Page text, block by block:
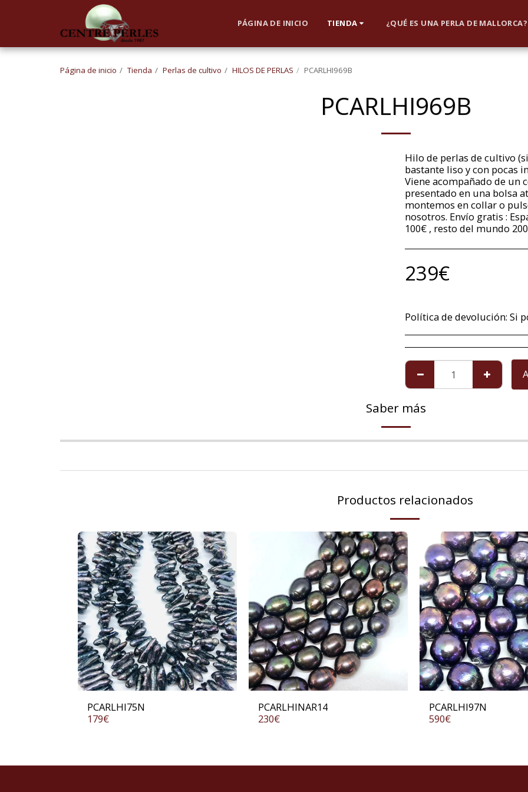
PÁGINA DE INICIO TIENDA ¿QUÉ ES UNA PERLA DE MALLORCA?
Página de inicio Tienda Perlas de cultivo HILOS DE PERLAS PCARLHI969B
PCARLHI969B
Hilo de perlas de cultivo
bastante liso y con pocas
Viene acompañado de un
presentado en una bolsa
montemos en collar o
nosotros. Envío gratis :
100€ , resto del mundo
239€
Política de devolución: Si por alguna excepcional situación no está satisfech@ con el artículo que le hemos mandado, tiene un plazo máximo de 14 días a
Saber más
Productos relacionados
PCARLHI75N
179€
PCARLHINAR14
230€
PCARLHI97N
590€